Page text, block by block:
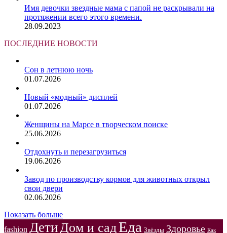
Имя девочки звездные мама с папой не раскрывали на
протяжении всего этого времени.
28.09.2023
ПОСЛЕДНИЕ НОВОСТИ
Сон в летнюю ночь
01.07.2026
Новый «модный» дисплей
01.07.2026
Женщины на Марсе в творческом поиске
25.06.2026
Отдохнуть и перезагрузиться
19.06.2026
Завод по производству кормов для животных открыл
свои двери
02.06.2026
Показать больше
fashion ДетиДом и садЕда Звёзды Здоровье Как